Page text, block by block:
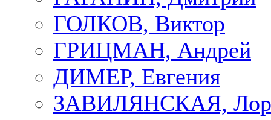
ГОЛКОВ, Виктор
ГРИЦМАН, Андрей
ДИМЕР, Евгения
ЗАВИЛЯНСКАЯ,